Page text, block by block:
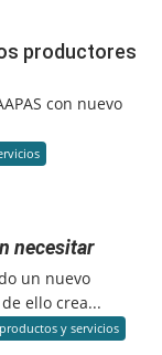
productores
con nuevo
necesitar
un nuevo
ello crea...
y servicios